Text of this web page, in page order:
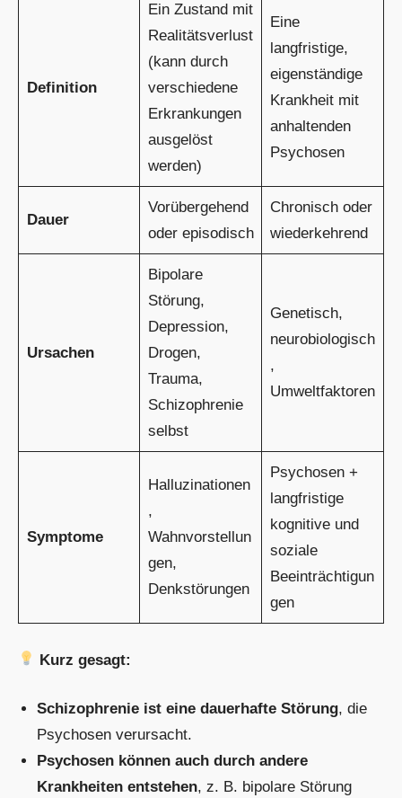
Definition
Ein Zustand mit
Realitätsverlust
(kann durch
verschiedene
Erkrankungen
ausgelöst
werden)
Eine
langfristige,
eigenständige
Krankheit mit
anhaltenden
Psychosen
Dauer
Vorübergehend
oder episodisch
Chronisch oder
wiederkehrend
Ursachen
Bipolare
Störung,
Depression,
Drogen,
Trauma,
Schizophrenie
selbst
Genetisch,
neurobiologisch
,
Umweltfaktoren
Symptome
Halluzinationen
,
Wahnvorstellun
gen,
Denkstörungen
Psychosen +
langfristige
kognitive und
soziale
Beeinträchtigun
gen
Kurz gesagt:
Schizophrenie ist eine dauerhafte Störung, die
Psychosen verursacht.
Psychosen können auch durch andere
Krankheiten entstehen, z. B. bipolare Störung